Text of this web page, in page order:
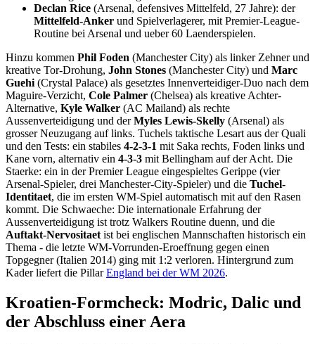
Declan Rice (Arsenal, defensives Mittelfeld, 27 Jahre): der
Mittelfeld-Anker und Spielverlagerer, mit Premier-League-
Routine bei Arsenal und ueber 60 Laenderspielen.
Hinzu kommen Phil Foden (Manchester City) als linker Zehner und
kreative Tor-Drohung, John Stones (Manchester City) und Marc
Guehi (Crystal Palace) als gesetztes Innenverteidiger-Duo nach dem
Maguire-Verzicht, Cole Palmer (Chelsea) als kreative Achter-
Alternative, Kyle Walker (AC Mailand) als rechte
Aussenverteidigung und derMyles Lewis-Skelly (Arsenal) als
grosser Neuzugang auf links. Tuchels taktische Lesart aus der Quali
und den Tests: ein stabiles 4-2-3-1 mit Saka rechts, Foden links und
Kane vorn, alternativ ein 4-3-3 mit Bellingham auf der Acht. Die
Staerke: ein in der Premier League eingespieltes Gerippe (vier
Arsenal-Spieler, drei Manchester-City-Spieler) und die Tuchel-
Identitaet, die im ersten WM-Spiel automatisch mit auf den Rasen
kommt. Die Schwaeche: Die internationale Erfahrung der
Aussenverteidigung ist trotz Walkers Routine duenn, und die
Auftakt-Nervositaet ist bei englischen Mannschaften historisch ein
Thema - die letzte WM-Vorrunden-Eroeffnung gegen einen
Topgegner (Italien 2014) ging mit 1:2 verloren. Hintergrund zum
Kader liefert die PillarEngland bei der WM 2026.
Kroatien-Formcheck: Modric, Dalic und
der Abschluss einer Aera